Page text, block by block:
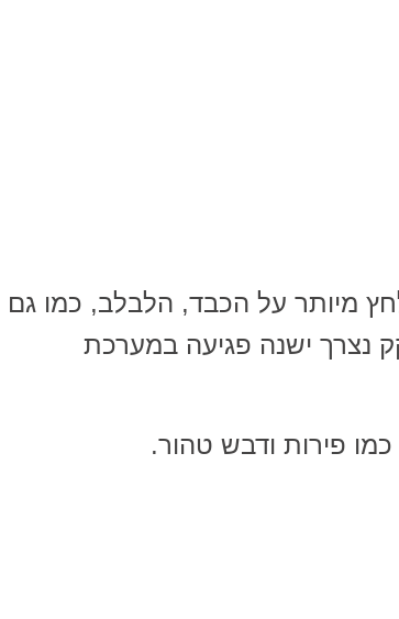
מיותר על הכבד, הלבלב, כמו גם
נצרך ישנה פגיעה במערכת
פירות ודבש טהור.